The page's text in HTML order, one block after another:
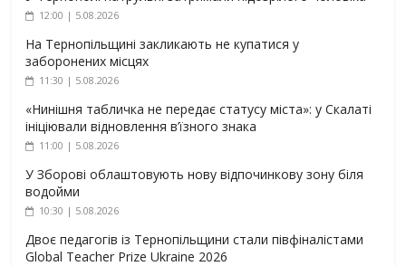
12:00 | 5.08.2026
На Тернопільщині закликають не купатися у
заборонених місцях
11:30 | 5.08.2026
«Нинішня табличка не передає статусу міста»: у Скалаті
ініціювали відновлення в’їзного знака
11:00 | 5.08.2026
У Зборові облаштовують нову відпочинкову зону біля
водойми
10:30 | 5.08.2026
Двоє педагогів із Тернопільщини стали півфіналістами
Global Teacher Prize Ukraine 2026